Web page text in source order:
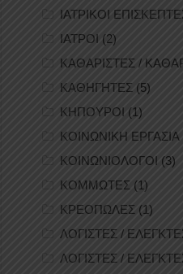
ΙΑΤΡΙΚΟΙ
ΙΑΤΡΟΙ (2)
ΚΑΘΑΡΙΣΤΕΣ /
ΚΑΘΗΓΗΤΕΣ (5)
ΚΗΠΟΥΡΟΙ (1)
ΚΟΙΝΩΝΙΚΗ ΕΡΓΑΣΙΑ
ΚΟΙΝΩΝΙΟΛΟΓΟΙ (3)
ΚΟΜΜΩΤΕΣ (1)
ΚΡΕΟΠΩΛΕΣ (1)
ΛΟΓΙΣΤΕΣ /
ΛΟΓΙΣΤΕΣ /